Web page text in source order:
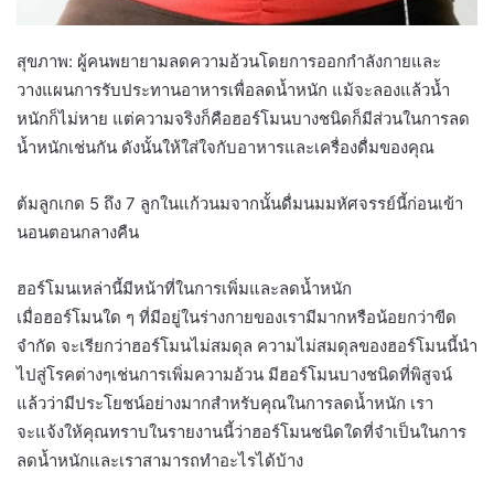
สุขภาพ: ผู้คนพยายามลดความอ้วนโดยการออกกำลังกายและ
วางแผนการรับประทานอาหารเพื่อลดน้ำหนัก แม้จะลองแล้วน้ำ
หนักก็ไม่หาย แต่ความจริงก็คือฮอร์โมนบางชนิดก็มีส่วนในการลด
น้ำหนักเช่นกัน ดังนั้นให้ใส่ใจกับอาหารและเครื่องดื่มของคุณ
ต้มลูกเกด 5 ถึง 7 ลูกในแก้วนมจากนั้นดื่มนมมหัศจรรย์นี้ก่อนเข้า
นอนตอนกลางคืน
ฮอร์โมนเหล่านี้มีหน้าที่ในการเพิ่มและลดน้ำหนัก
เมื่อฮอร์โมนใด ๆ ที่มีอยู่ในร่างกายของเรามีมากหรือน้อยกว่าขีด
จำกัด จะเรียกว่าฮอร์โมนไม่สมดุล ความไม่สมดุลของฮอร์โมนนี้นำ
ไปสู่โรคต่างๆเช่นการเพิ่มความอ้วน มีฮอร์โมนบางชนิดที่พิสูจน์
แล้วว่ามีประโยชน์อย่างมากสำหรับคุณในการลดน้ำหนัก เรา
จะแจ้งให้คุณทราบในรายงานนี้ว่าฮอร์โมนชนิดใดที่จำเป็นในการ
ลดน้ำหนักและเราสามารถทำอะไรได้บ้าง